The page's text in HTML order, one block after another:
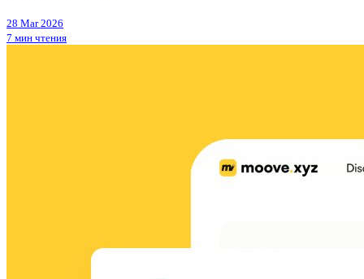
28 Mar 2026
7 мин чтения